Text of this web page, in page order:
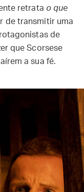
retrata o que
de transmitir uma
de
que Scorsese
a sua fé.